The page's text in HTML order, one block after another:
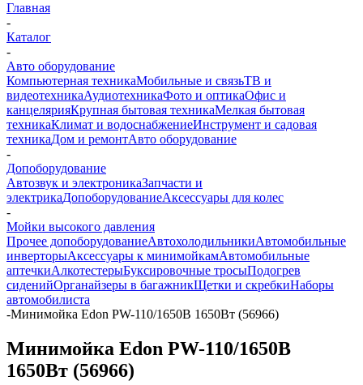
Главная
-
Каталог
-
Авто оборудование
Компьютерная техникаМобильные и связьТВ и
видеотехникаАудиотехникаФото и оптикаОфис и
канцелярияКрупная бытовая техникаМелкая бытовая
техникаКлимат и водоснабжениеИнструмент и садовая
техникаДом и ремонтАвто оборудование
-
Допоборудование
Автозвук и электроникаЗапчасти и
электрикаДопоборудованиеАксессуары для колес
-
Мойки высокого давления
Прочее допоборудованиеАвтохолодильникиАвтомобильные
инверторыАксессуары к минимойкамАвтомобильные
аптечкиАлкотестерыБуксировочные тросыПодогрев
сиденийОрганайзеры в багажникЩетки и скребкиНаборы
автомобилиста
-Минимойка Edon PW-110/1650B 1650Вт (56966)
Минимойка Edon PW-110/1650B
1650Вт (56966)